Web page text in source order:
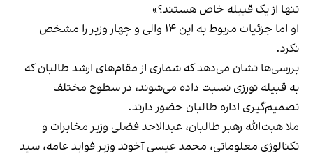
تنها از یک قبیله خاص هستند؟»
او اما جزئیات مربوط به این ۱۴ والی و چهار وزیر را مشخص
نکرد.
بررسی‌ها نشان می‌دهد که شماری از مقام‌های ارشد طالبان که
به قبیله نورزی نسبت داده می‌شوند، در سطوح مختلف
تصمیم‌گیری اداره طالبان حضور دارند.
ملا هبت‌الله رهبر طالبان، عبدالاحد فضلی وزیر مخابرات و
تکنالوژی معلوماتی، محمد عیسی آخوند وزیر فواید عامه، سید